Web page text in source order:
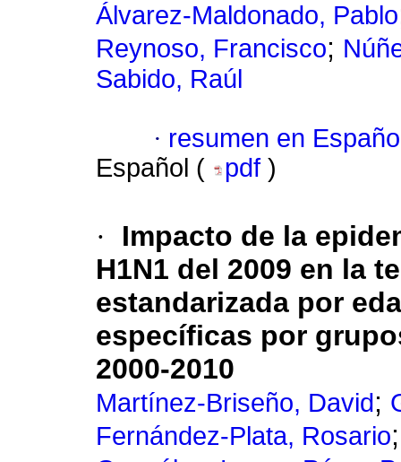
Álvarez-Maldonado, Pablo
Reynoso, Francisco;
Sabido, Raúl
· resumen en
Español (
pdf )
·
Impacto de la
H1N1 del 2009 en la
estandarizada por
específicas por
2000-2010
Martínez-Briseño, David ;
Fernández-Plata, Rosario